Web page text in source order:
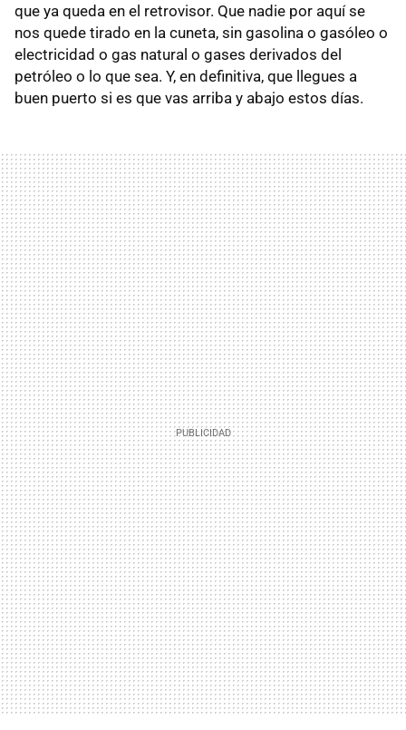
que ya queda en el retrovisor. Que nadie por aquí se
nos quede tirado en la cuneta, sin gasolina o gasóleo o
electricidad o gas natural o gases derivados del
petróleo o lo que sea. Y, en definitiva, que llegues a
buen puerto si es que vas arriba y abajo estos días.